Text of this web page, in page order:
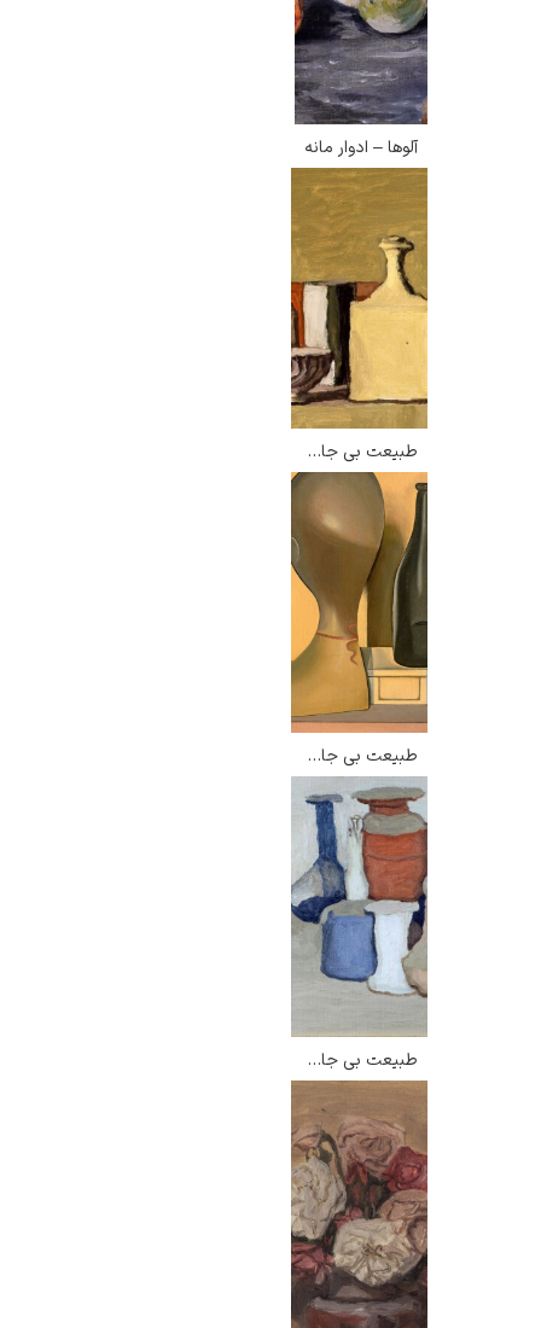
آلوها – ادوار مانه
طبیعت بی جان با ظروف – جورجو موراندی
طبیعت بی جان متافیزیکی – جورجو موراندی
طبیعت بی جان – جورجو موراندی